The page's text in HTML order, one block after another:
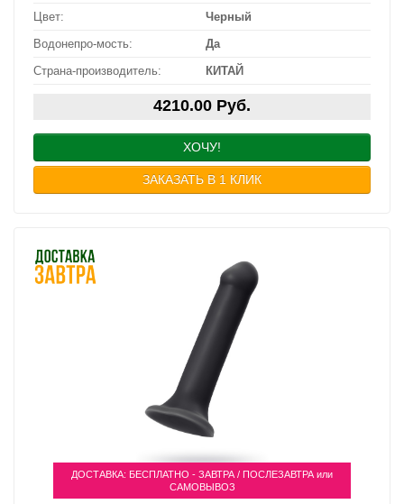
Цвет:
Черный
Водонепро-мость:
Да
Страна-производитель:
КИТАЙ
4210.00 Руб.
ХОЧУ!
ЗАКАЗАТЬ В 1 КЛИК
ДОСТАВКА: БЕСПЛАТНО - ЗАВТРА / ПОСЛЕЗАВТРА или
САМОВЫВОЗ